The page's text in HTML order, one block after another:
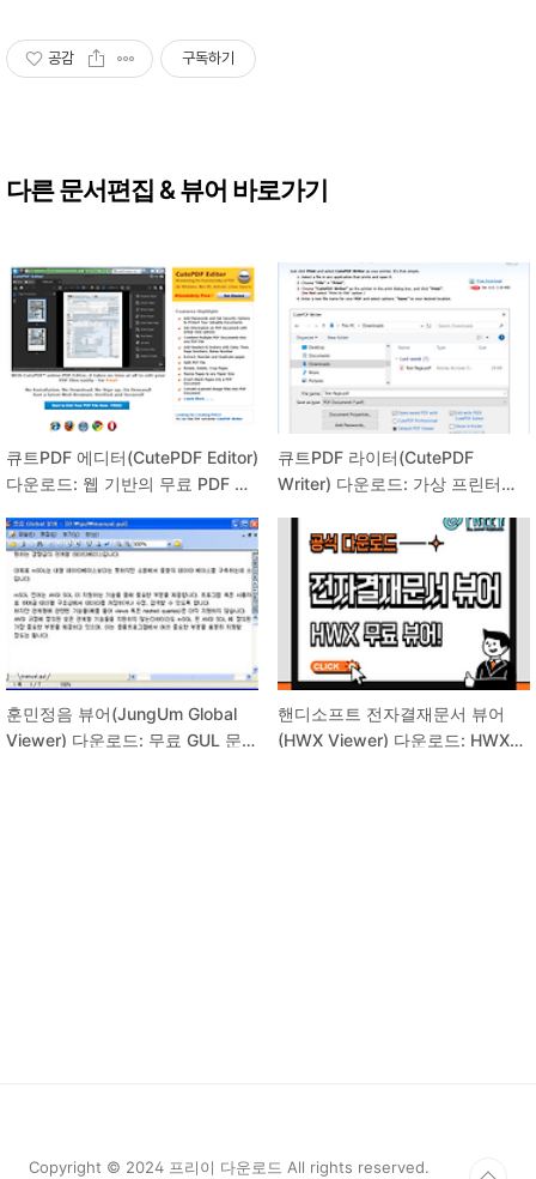
공감 구독하기
다른 문서편집 & 뷰어 바로가기
큐트PDF 에디터(CutePDF Editor)
다운로드: 웹 기반의 무료 PDF 편
큐트PDF 라이터(CutePDF
Writer) 다운로드: 가상 프린터로
훈민정음 뷰어(JungUm Global
Viewer) 다운로드: 무료 GUL 문서
핸디소프트 전자결재문서 뷰어
(HWX Viewer) 다운로드: HWX
Copyright © 2024 프리이 다운로드 All rights reserved.